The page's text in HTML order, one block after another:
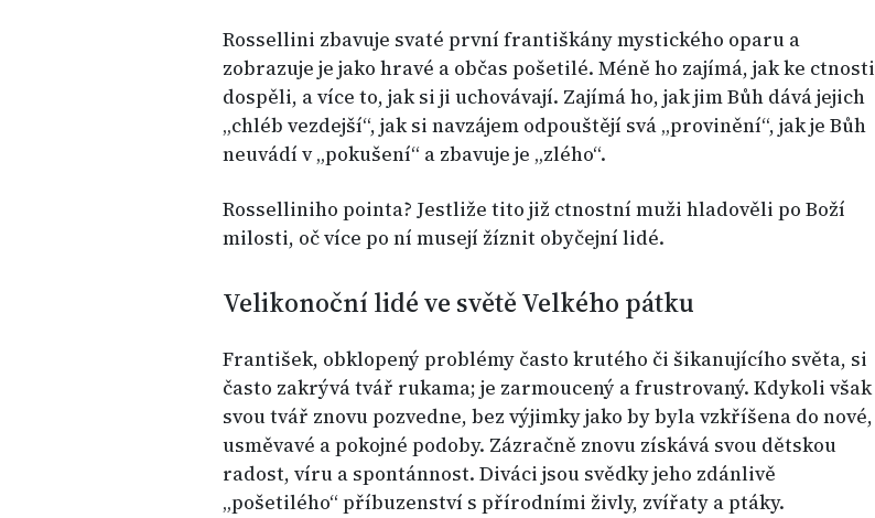
Rossellini zbavuje svaté první františkány mystického oparu a
zobrazuje je jako hravé a občas pošetilé. Méně ho zajímá, jak ke ctnosti
dospěli, a více to, jak si ji uchovávají. Zajímá ho, jak jim Bůh dává jejich
„chléb vezdejší“, jak si navzájem odpouštějí svá „provinění“, jak je Bůh
neuvádí v „pokušení“ a zbavuje je „zlého“.
Rosselliniho pointa? Jestliže tito již ctnostní muži hladověli po Boží
milosti, oč více po ní musejí žíznit obyčejní lidé.
Velikonoční lidé ve světě Velkého pátku
František, obklopený problémy často krutého či šikanujícího světa, si
často zakrývá tvář rukama; je zarmoucený a frustrovaný. Kdykoli však
svou tvář znovu pozvedne, bez výjimky jako by byla vzkříšena do nové,
usměvavé a pokojné podoby. Zázračně znovu získává svou dětskou
radost, víru a spontánnost. Diváci jsou svědky jeho zdánlivě
„pošetilého“ příbuzenství s přírodními živly, zvířaty a ptáky.